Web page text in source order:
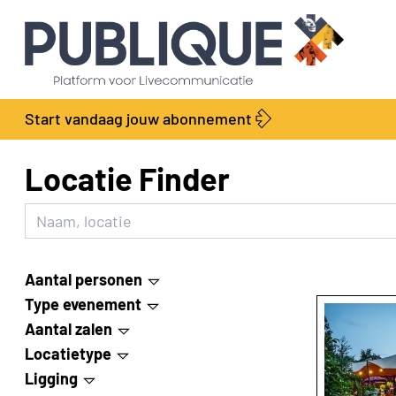
Start vandaag jouw abonnement
Locatie Finder
Aantal personen
Type evenement
Beurs
Congres
Aantal zalen
Locatietype
Attractiepark
Ligging